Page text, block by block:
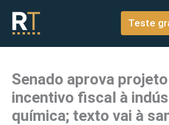
conteúdo
Teste
Senado aprova
incentivo fiscal à
química; texto vai à